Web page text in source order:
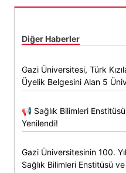
Diğer Haberler
Gazi Üniversitesi, Türk
Üyelik Belgesini Alan 5
📢 Sağlık Bilimleri
Yenilendi!
Gazi Üniversitesinin 100.
Sağlık Bilimleri Enstitüsü